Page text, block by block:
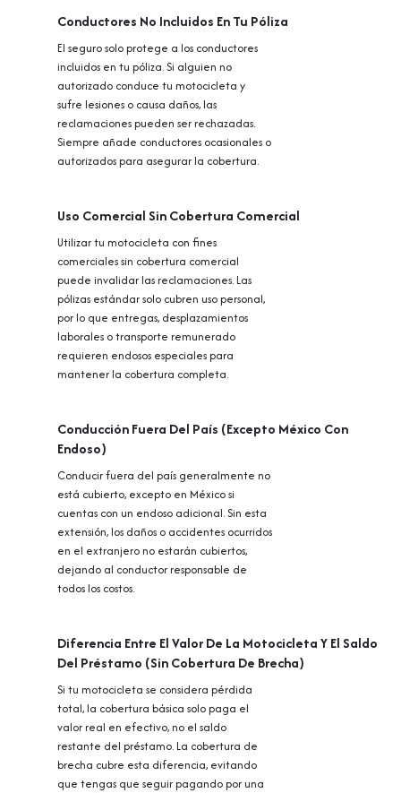
Conductores No Incluidos En Tu Póliza
El seguro solo protege a los conductores
incluidos en tu póliza. Si alguien no
autorizado conduce tu motocicleta y
sufre lesiones o causa daños, las
reclamaciones pueden ser rechazadas.
Siempre añade conductores ocasionales o
autorizados para asegurar la cobertura.
Uso Comercial Sin Cobertura Comercial
Utilizar tu motocicleta con fines
comerciales sin cobertura comercial
puede invalidar las reclamaciones. Las
pólizas estándar solo cubren uso personal,
por lo que entregas, desplazamientos
laborales o transporte remunerado
requieren endosos especiales para
mantener la cobertura completa.
Conducción Fuera Del País (Excepto México Con
Endoso)
Conducir fuera del país generalmente no
está cubierto, excepto en México si
cuentas con un endoso adicional. Sin esta
extensión, los daños o accidentes ocurridos
en el extranjero no estarán cubiertos,
dejando al conductor responsable de
todos los costos.
Diferencia Entre El Valor De La Motocicleta Y El Saldo
Del Préstamo (Sin Cobertura De Brecha)
Si tu motocicleta se considera pérdida
total, la cobertura básica solo paga el
valor real en efectivo, no el saldo
restante del préstamo. La cobertura de
brecha cubre esta diferencia, evitando
que tengas que seguir pagando por una